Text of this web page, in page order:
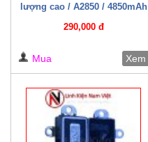
lượng cao / A2850 / 4850mAh
290,000 đ
Mua Xem